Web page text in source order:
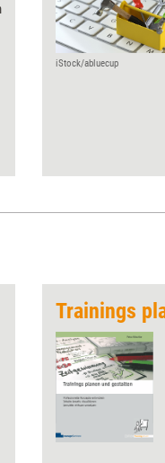
iStock/abluecup
Trainings